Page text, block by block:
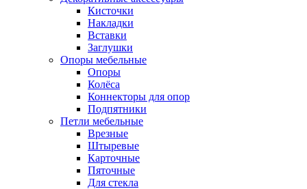
Кисточки
Накладки
Вставки
Заглушки
Опоры мебельные
Опоры
Колёса
Коннекторы для опор
Подпятники
Петли мебельные
Врезные
Штыревые
Карточные
Пяточные
Для стекла